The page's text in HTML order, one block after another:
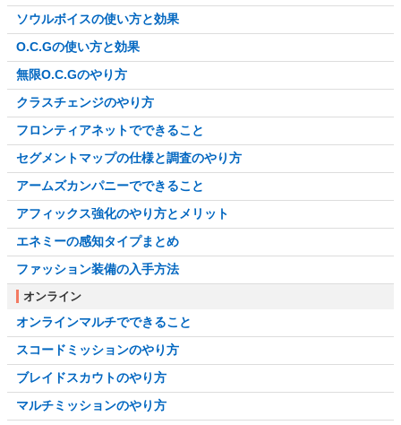
ソウルボイスの使い方と効果
O.C.Gの使い方と効果
無限O.C.Gのやり方
クラスチェンジのやり方
フロンティアネットでできること
セグメントマップの仕様と調査のやり方
アームズカンパニーでできること
アフィックス強化のやり方とメリット
エネミーの感知タイプまとめ
ファッション装備の入手方法
オンライン
オンラインマルチでできること
スコードミッションのやり方
ブレイドスカウトのやり方
マルチミッションのやり方